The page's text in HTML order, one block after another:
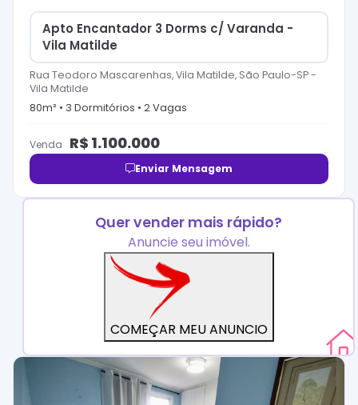
Apto Encantador 3 Dorms c/ Varanda -
Vila Matilde
Rua Teodoro Mascarenhas, Vila Matilde, São Paulo-SP-
Vila Matilde
80m² • 3 Dormitórios • 2Vagas
Venda R$ 1.100.000
Enviar Mensagem
Quer vender mais rápido?
Anuncie seu imóvel.
COMEÇAR MEU ANUNCIO